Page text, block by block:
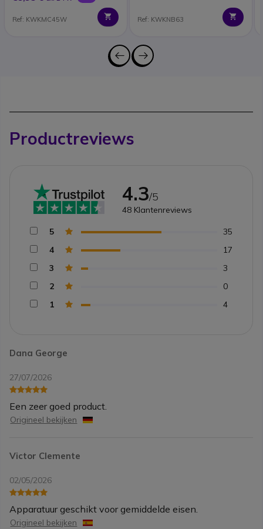
Ref: KWKMC45W Ref: KWKNB63
Productreviews
Dana George
27/07/2026
Een zeer goed product.
Origineel bekijken
Victor Clemente
02/05/2026
Apparatuur geschikt voor gemiddelde eisen.
Origineel bekijken
4.3/5
48 Klantenreviews
5
35
4
17
3
3
2
0
1
4